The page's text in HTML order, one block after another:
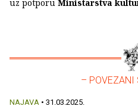
uz potporu Ministarstva
– POVEZANI
NAJAVA • 31.03.2025.